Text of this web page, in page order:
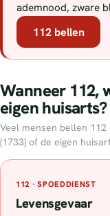
ademnood, zware
112 bellen
Wanneer 112,
eigen huisarts?
Veel mensen bellen
(1733) of de eigen
112 · SPOEDDIENST
Levensgevaar